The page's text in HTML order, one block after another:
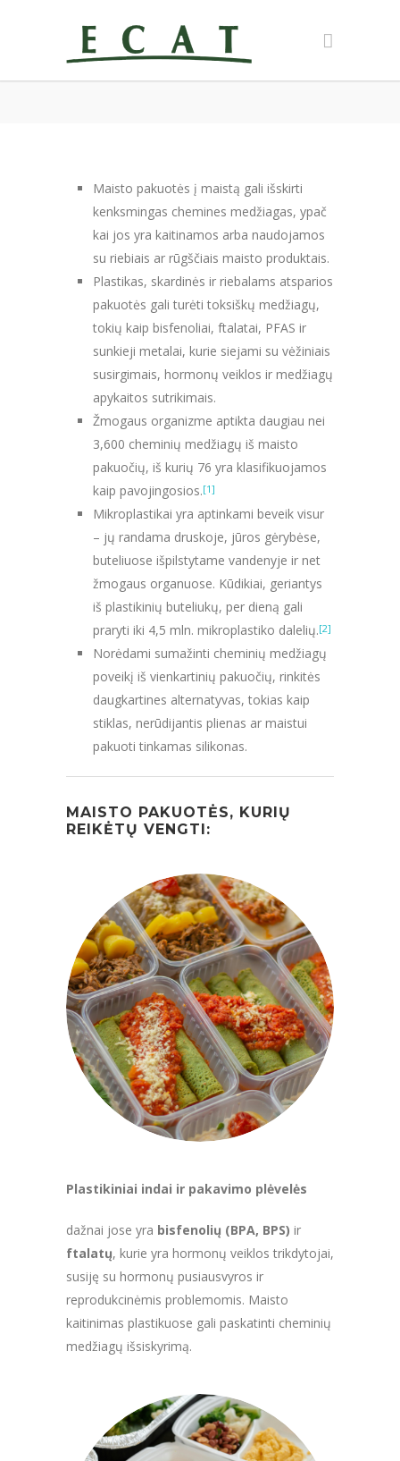
Maisto pakuotės į maistą gali išskirti
kenksmingas chemines medžiagas, ypač
kai jos yra kaitinamos arba naudojamos
su riebiais ar rūgščiais maisto produktais.
Plastikas, skardinės ir riebalams atsparios
pakuotės gali turėti toksiškų medžiagų,
tokių kaip bisfenoliai, ftalatai, PFAS ir
sunkieji metalai, kurie siejami su vėžiniais
susirgimais, hormonų veiklos ir medžiagų
apykaitos sutrikimais.
Žmogaus organizme aptikta daugiau nei
3,600 cheminių medžiagų iš maisto
pakuočių, iš kurių 76 yra klasifikuojamos
kaip pavojingosios.[1]
Mikroplastikai yra aptinkami beveik visur
– jų randama druskoje, jūros gėrybėse,
buteliuose išpilstytame vandenyje ir net
žmogaus organuose. Kūdikiai, geriantys
iš plastikinių buteliukų, per dieną gali
praryti iki 4,5 mln. mikroplastiko dalelių.[2]
Norėdami sumažinti cheminių medžiagų
poveikį iš vienkartinių pakuočių, rinkitės
daugkartines alternatyvas, tokias kaip
stiklas, nerūdijantis plienas ar maistui
pakuoti tinkamas silikonas.
MAISTO PAKUOTĖS, KURIŲ
REIKĖTŲ VENGTI:
Plastikiniai indai ir pakavimo plėvelės
dažnai jose yra bisfenolių (BPA, BPS) ir
ftalatų, kurie yra hormonų veiklos trikdytojai,
susiję su hormonų pusiausvyros ir
reprodukcinėmis problemomis. Maisto
kaitinimas plastikuose gali paskatinti cheminių
medžiagų išsiskyrimą.